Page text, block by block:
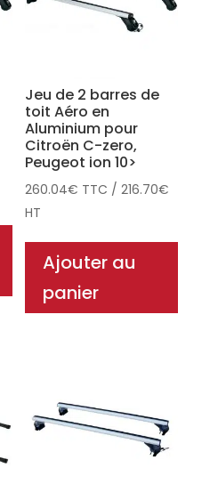
Jeu de 2 barres de
toit Aéro en
Aluminium pour
Citroën C-zero,
Peugeot ion 10>
260.04€ TTC /216.70€
HT
Ajouter au
panier